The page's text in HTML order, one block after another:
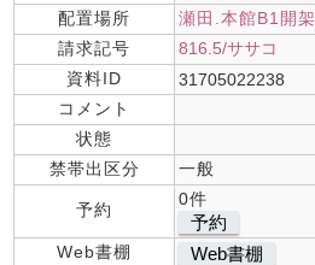
配置場所
瀬田.本館B1開架
請求記号
816.5/ササコ
資料ID
31705022238
コメント
状態
禁帯出区分
一般
予約
0件
予約
Web書棚 Web書棚